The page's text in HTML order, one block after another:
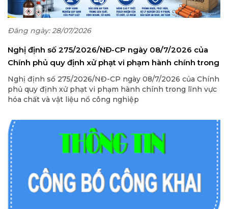
Đăng ngày: 28/07/2026
Nghị định số 275/2026/NĐ-CP ngày 08/7/2026 của
Chính phủ quy định xử phạt vi phạm hành chính trong
lĩnh vực hóa chất và vật liệu nổ công nghiệp
Nghị định số 275/2026/NĐ-CP ngày 08/7/2026 của Chính
phủ quy định xử phạt vi phạm hành chính trong lĩnh vực
hóa chất và vật liệu nổ công nghiệp